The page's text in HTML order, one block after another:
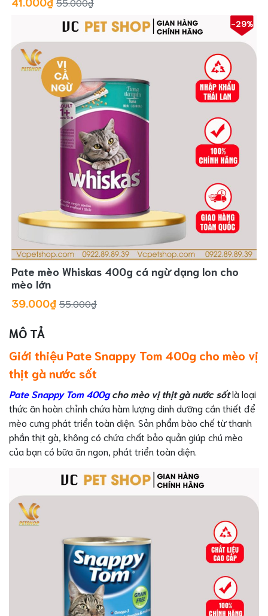
-29%
Pate mèo Whiskas 400g cá ngừ dạng lon cho
mèo lớn
39.000₫ 55.000₫
MÔ TẢ
Giới thiệu Pate Snappy Tom 400g cho mèo vị
thịt gà nước sốt
Pate Snappy Tom 400g cho mèo vị thịt gà nước sốtlà loại
thức ăn hoàn chỉnh chứa hàm lượng dinh dưỡng cần thiết để
mèo cưng phát triển toàn diện. Sản phẩm bào chế từ thanh
phần thịt gà, không có chứa chất bảo quản giúp chú mèo
của bạn có bữa ăn ngon, phát triển toàn diện.